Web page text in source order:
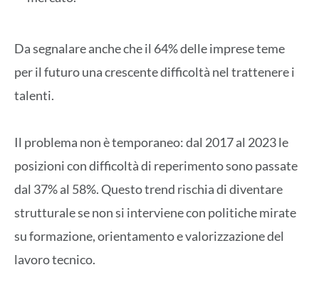
Da segnalare anche che il 64% delle imprese teme
per il futuro una crescente difficoltà nel trattenere i
talenti.
Il problema non è temporaneo: dal 2017 al 2023 le
posizioni con difficoltà di reperimento sono passate
dal 37% al 58%. Questo trend rischia di diventare
strutturale se non si interviene con politiche mirate
su formazione, orientamento e valorizzazione del
lavoro tecnico.